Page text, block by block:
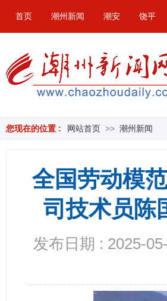
首页 潮州新闻 潮安 饶平
您现在的位置 : 网站首页 >> 潮州新闻
全国劳动模
司技术员陈
发布日期 : 2025-